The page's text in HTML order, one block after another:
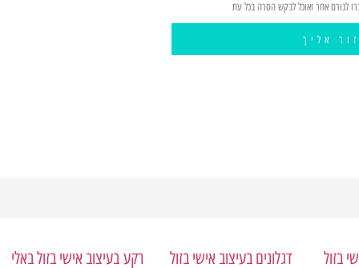
לגורם אחר ואוכל לבקש הסרה בכל עת
אליך
בזול דגלונים בעיצוב אישי בזול רקע בעיצוב אישי בזול באלי